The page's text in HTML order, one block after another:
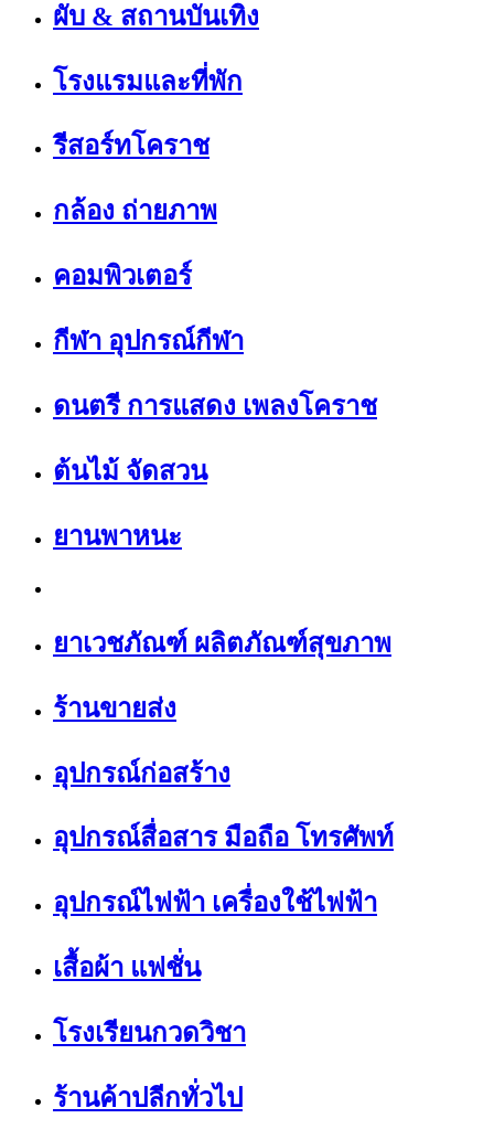
ผับ & สถานบันเทิง
โรงแรมและที่พัก
รีสอร์ทโคราช
กล้อง ถ่ายภาพ
คอมพิวเตอร์
กีฬา อุปกรณ์กีฬา
ดนตรี การแสดง เพลงโคราช
ต้นไม้ จัดสวน
ยานพาหนะ
ยาเวชภัณฑ์ ผลิตภัณฑ์สุขภาพ
ร้านขายส่ง
อุปกรณ์ก่อสร้าง
อุปกรณ์สื่อสาร มือถือ โทรศัพท์
อุปกรณ์ไฟฟ้า เครื่องใช้ไฟฟ้า
เสื้อผ้า แฟชั่น
โรงเรียนกวดวิชา
ร้านค้าปลีกทั่วไป